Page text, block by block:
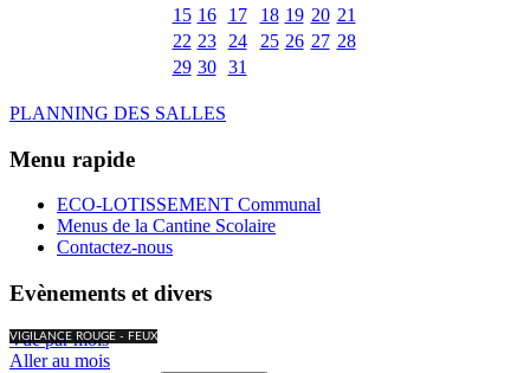
15 16 17 18 19 20 21
22 23 24 25 26 27 28
29 30 31
PLANNING DES SALLES
Menu rapide
ECO-LOTISSEMENT Communal
Menus de la Cantine Scolaire
Contactez-nous
Evènements et divers
VIGILANCE ROUGE - FEUX
Vue par mois
Aller au mois